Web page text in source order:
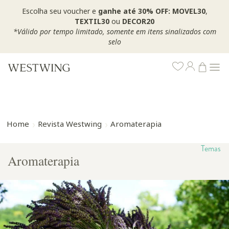
Escolha seu voucher e ganhe até 30% OFF: MOVEL30,
TEXTIL30 ou DECOR20
*Válido por tempo limitado, somente em itens sinalizados com
selo
Home Revista Westwing Aromaterapia
Temas
Aromaterapia